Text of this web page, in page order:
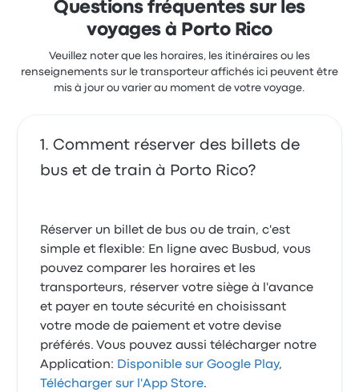
Questions fréquentes sur les
voyages à Porto Rico
Veuillez noter que les horaires, les itinéraires ou les
renseignements sur le transporteur affichés ici peuvent être
mis à jour ou varier au moment de votre voyage.
Comment réserver des billets de
bus et de train à Porto Rico?
Réserver un billet de bus ou de train, c'est
simple et flexible: En ligne avec Busbud, vous
pouvez comparer les horaires et les
transporteurs, réserver votre siège à l'avance
et payer en toute sécurité en choisissant
votre mode de paiement et votre devise
préférés. Vous pouvez aussi télécharger notre
Application: Disponible sur Google Play,
Télécharger sur l'App Store.